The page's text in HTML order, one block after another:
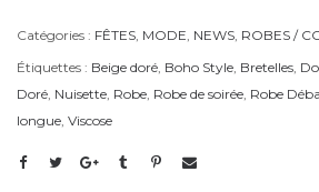
Catégories : FÊTES MODE NEWS ROBES /
Étiquettes : Beige doré Boho Style Bretelles
Doré Nuisette Robe Robe de soirée Robe
longue Viscose